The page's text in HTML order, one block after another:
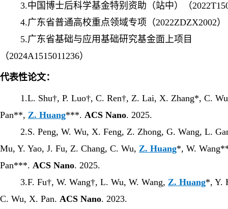
3.中国博士后科学基金特别资助（站中）（
4.广东省普通高校重点领域专项 （2022ZDZX2002）
5.广东省基础与应用基础研究基金面上项目
（2024A1515011236）
代表性论文：
1.L. Shu†, P. Luo†, C. Ren†, Z. Lai, X. Zhang*, C.
Pan**, Z. Huang***. ACS Nano. 2025.
2.S. Peng, W. Wu, X. Feng, Z. Zhong, G. Wang, L.
Mu, Y. Yao, J. Fu, Z. Chang, C. Wu, Z. Huang*, W.
Pan***. ACS Nano. 2025.
3.F. Fu†, W. Wang†, L. Wu, W. Wang, Z. Huang*, Y.
C. Wu, X. Pan. ACS Nano. 2023.